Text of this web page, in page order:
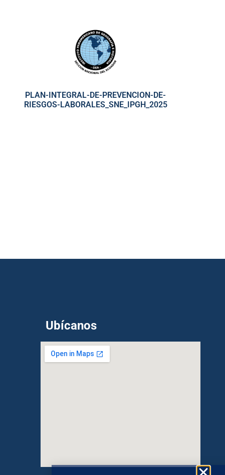
PLAN-INTEGRAL-DE-PREVENCION-DE-
RIESGOS-LABORALES_SNE_IPGH_2025
Ubícanos